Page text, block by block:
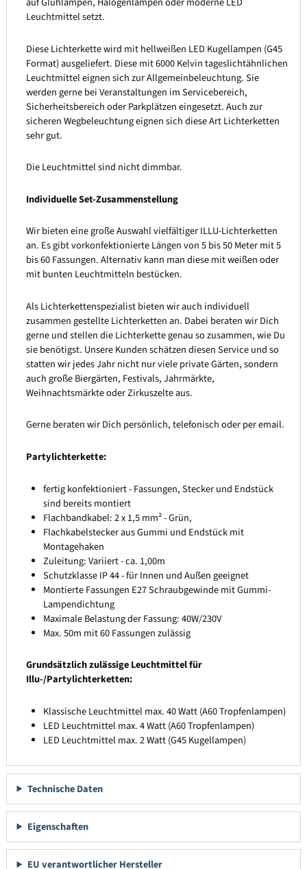
Leuchtmittel setzt.
Diese Lichterkette wird mit hellweißen LED Kugellampen (G45
Format) ausgeliefert. Diese mit 6000 Kelvin tageslichtähnlichen
Leuchtmittel eignen sich zur Allgemeinbeleuchtung. Sie
werden gerne bei Veranstaltungen im Servicebereich,
Sicherheitsbereich oder Parkplätzen eingesetzt. Auch zur
sicheren Wegbeleuchtung eignen sich diese Art Lichterketten
sehr gut.
Die Leuchtmittel sind nicht dimmbar.
Individuelle Set-Zusammenstellung
Wir bieten eine große Auswahl vielfältiger ILLU-Lichterketten
an. Es gibt vorkonfektionierte Längen von 5 bis 50 Meter mit 5
bis 60 Fassungen. Alternativ kann man diese mit weißen oder
mit bunten Leuchtmitteln bestücken.
Als Lichterkettenspezialist bieten wir auch individuell
zusammen gestellte Lichterketten an. Dabei beraten wir Dich
gerne und stellen die Lichterkette genau so zusammen, wie Du
sie benötigst. Unsere Kunden schätzen diesen Service und so
statten wir jedes Jahr nicht nur viele private Gärten, sondern
auch große Biergärten, Festivals, Jahrmärkte,
Weihnachtsmärkte oder Zirkuszelte aus.
Gerne beraten wir Dich persönlich, telefonisch oder per email.
Partylichterkette:
fertig konfektioniert - Fassungen, Stecker und Endstück
sind bereits montiert
Flachbandkabel: 2 x 1,5 mm² - Grün,
Flachkabelstecker aus Gummi und Endstück mit
Montagehaken
Zuleitung: Variiert - ca. 1,00m
Schutzklasse IP 44 - für Innen und Außen geeignet
Montierte Fassungen E27 Schraubgewinde mit Gummi-
Lampendichtung
Maximale Belastung der Fassung: 40W/230V
Max. 50m mit 60 Fassungen zulässig
Grundsätzlich zulässige Leuchtmittel für
Illu-/Partylichterketten:
Klassische Leuchtmittel max. 40 Watt (A60 Tropfenlampen)
LED Leuchtmittel max. 4 Watt (A60 Tropfenlampen)
LED Leuchtmittel max. 2 Watt (G45 Kugellampen)
Technische Daten
Eigenschaften
EU verantwortlicher Hersteller